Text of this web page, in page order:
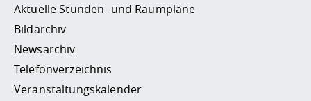
Aktuelle Stunden- und Raumpläne
Bildarchiv
Newsarchiv
Telefonverzeichnis
Veranstaltungskalender